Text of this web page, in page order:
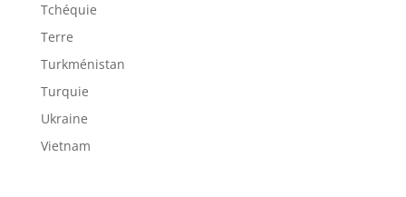
Tchéquie
Terre
Turkménistan
Turquie
Ukraine
Vietnam